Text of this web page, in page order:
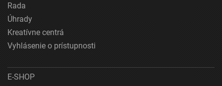
Rada
Úhrady
Kreatívne centrá
Vyhlásenie o prístupnosti
E-SHOP